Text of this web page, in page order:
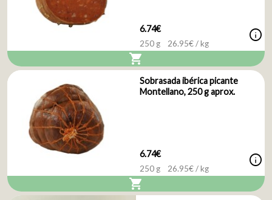
6.74€
250 g 26.95€ / kg info
shopping_cart
Sobrasada ibérica picante
Montellano, 250 g aprox.
6.74€
250 g 26.95€ / kg info
shopping_cart